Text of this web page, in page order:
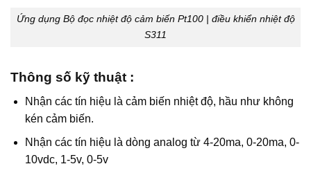
Ứng dụng Bộ đọc nhiệt độ cảm biến Pt100 | điều khiển nhiệt độ
S311
Thông số kỹ thuật :
Nhận các tín hiệu là cảm biến nhiệt độ, hầu như không
kén cảm biến.
Nhận các tín hiệu là dòng analog từ 4-20ma, 0-20ma, 0-
10vdc, 1-5v, 0-5v